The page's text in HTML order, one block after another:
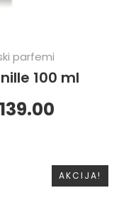
parfemi
100 ml
139.00
AKCIJA!